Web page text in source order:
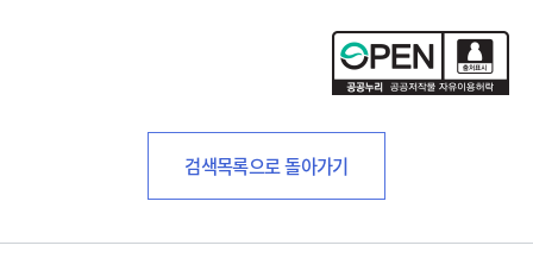
검색목록으로 돌아가기